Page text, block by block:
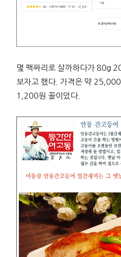
몇 팩짜리로 살까하다가 80g
보자고 했다. 가격은 약
1,200원 꼴이었다.